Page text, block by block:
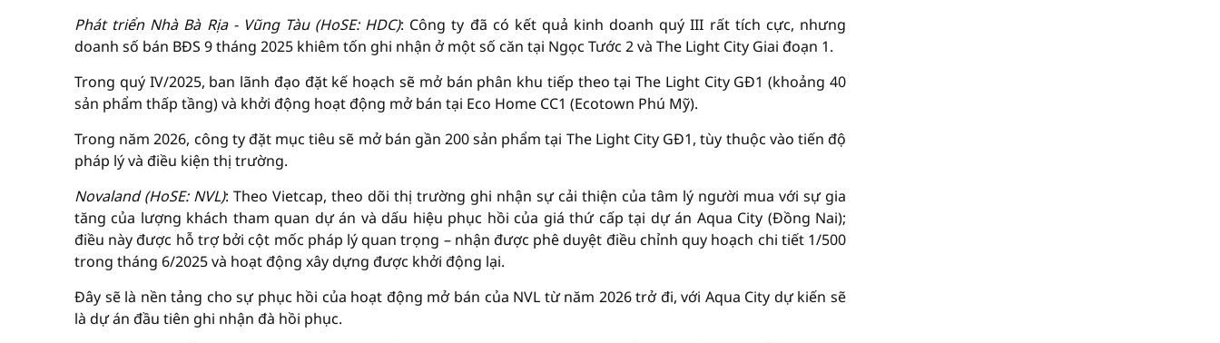
Phát triển Nhà Bà Rịa - Vũng Tàu (HoSE: HDC): Công ty đã có kết quả kinh doanh quý III rất tích cực, nhưng
doanh số bán BĐS 9 tháng 2025 khiêm tốn ghi nhận ở một số căn tại Ngọc Tước 2 và The Light City Giai đoạn 1.
Trong quý IV/2025, ban lãnh đạo đặt kế hoạch sẽ mở bán phân khu tiếp theo tại The Light City GĐ1 (khoảng 40
sản phẩm thấp tầng) và khởi động hoạt động mở bán tại Eco Home CC1 (Ecotown Phú Mỹ).
Trong năm 2026, công ty đặt mục tiêu sẽ mở bán gần 200 sản phẩm tại The Light City GĐ1, tùy thuộc vào tiến độ
pháp lý và điều kiện thị trường.
Novaland (HoSE: NVL): Theo Vietcap, theo dõi thị trường ghi nhận sự cải thiện của tâm lý người mua với sự gia
tăng của lượng khách tham quan dự án và dấu hiệu phục hồi của giá thứ cấp tại dự án Aqua City (Đồng Nai);
điều này được hỗ trợ bởi cột mốc pháp lý quan trọng – nhận được phê duyệt điều chỉnh quy hoạch chi tiết 1/500
trong tháng 6/2025 và hoạt động xây dựng được khởi động lại.
Đây sẽ là nền tảng cho sự phục hồi của hoạt động mở bán của NVL từ năm 2026 trở đi, với Aqua City dự kiến sẽ
là dự án đầu tiên ghi nhận đà hồi phục.